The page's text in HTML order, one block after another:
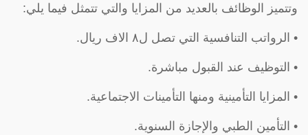
وتتميز الوظائف بالعديد من المزايا والتي تتمثل فيما يلي:
• الرواتب التنافسية التي تصل ل٨ الاف ريال.
• التوظيف عند القبول مباشرة.
• المزايا التأمينية ومنها التأمينات الاجتماعية.
• التأمين الطبي والإجازة السنوية.